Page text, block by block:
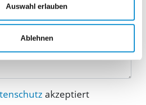
Auswahl erlauben
Ablehnen
akzeptiert